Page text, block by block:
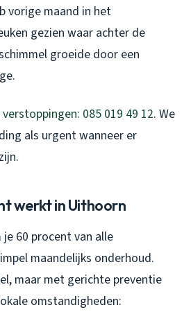
vorige maand in het
gezien waar achter de
groeide door een
085 019 49 12. We
als urgent wanneer er
werkt in Uithoorn
60 procent van alle
maandelijks onderhoud.
maar met gerichte preventie
omstandigheden: